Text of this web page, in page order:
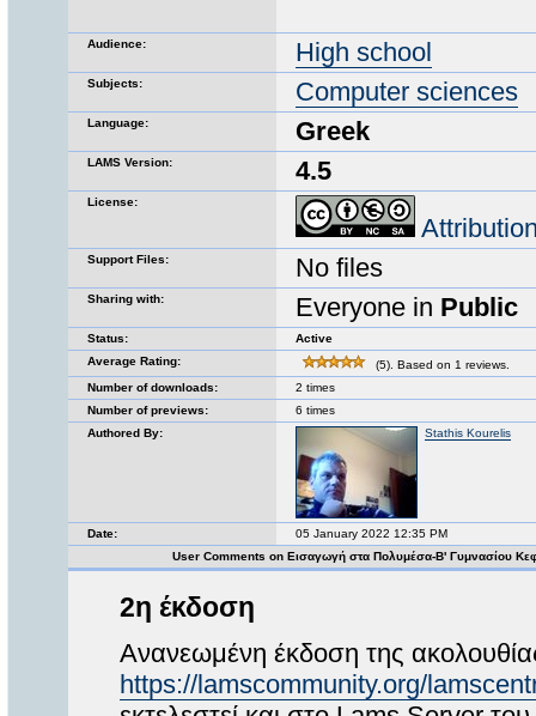
Audience: High school
Subjects: Computer sciences
Language: Greek
LAMS Version: 4.5
License:
Support Files: No files
Sharing with: Everyone in Public
Status:
Active
Average Rating:
(5). Based on 1 reviews.
Number of downloads:
2 times
Number of previews:
6 times
Authored By:
Stathis Kourelis
Date:
05 January 2022 12:35 PM
User Comments on Εισαγωγή στα Πολυμέσα-Β' Γυμνασίου
2η έκδοση
Ανανεωμένη έκδοση της
https://lamscommunity.org/